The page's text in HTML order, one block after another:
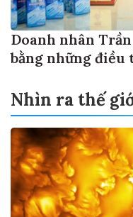
Doanh nhân
bằng những điều
Nhìn ra thế